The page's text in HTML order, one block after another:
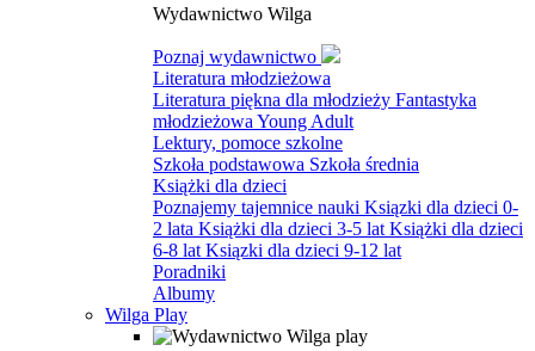
Wydawnictwo Wilga
Poznaj wydawnictwo
Literatura młodzieżowa
Literatura piękna dla młodzieży Fantastyka
młodzieżowa Young Adult
Lektury, pomoce szkolne
Szkoła podstawowa Szkoła średnia
Książki dla dzieci
Poznajemy tajemnice nauki Ksiązki dla dzieci 0-
2 lata Książki dla dzieci 3-5 lat Książki dla dzieci
6-8 lat Ksiązki dla dzieci 9-12 lat
Poradniki
Albumy
Wilga Play